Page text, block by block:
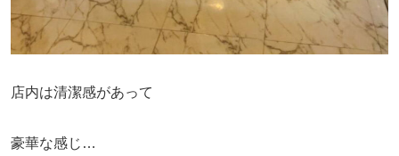
店内は清潔感があって
豪華な感じ…